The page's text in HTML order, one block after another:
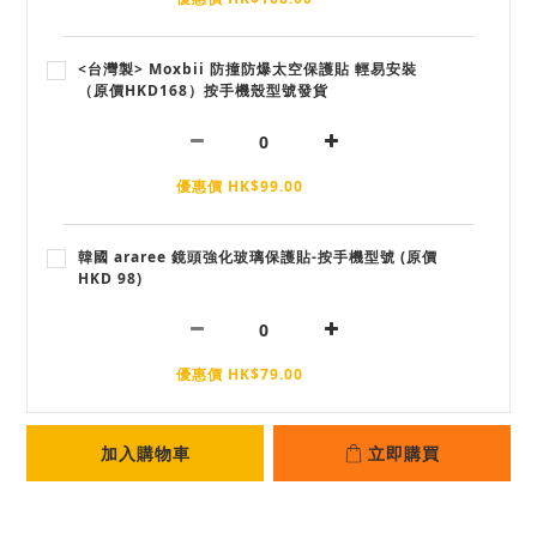
<台灣製> Moxbii 防撞防爆太空保護貼 輕易安裝
（原價HKD168）按手機殼型號發貨
優惠價 HK$99.00
韓國 araree 鏡頭強化玻璃保護貼-按手機型號 (原價
HKD 98)
優惠價 HK$79.00
加入購物車 立即購買